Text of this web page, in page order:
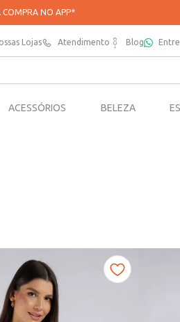
SUAS COMPRAS*
Lojas Atendimento Blog
ACESSÓRIOS BELEZA